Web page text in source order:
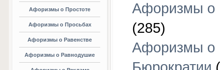
Афоризмы о Простоте
Афоризмы о Просьбах
Афоризмы о Равенстве
Афоризмы о Равнодушие
Афоризмы о
(285)
Афоризмы о